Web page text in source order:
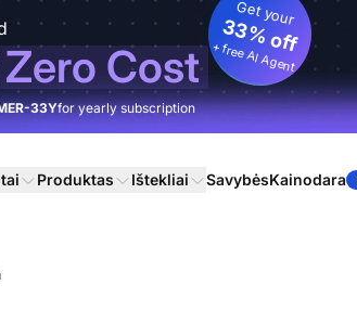
Zero Cost
Get your
33% off
+ free AI Agent
33Yfor yearly subscription
Produktas Ištekliai SavybėsKainodara